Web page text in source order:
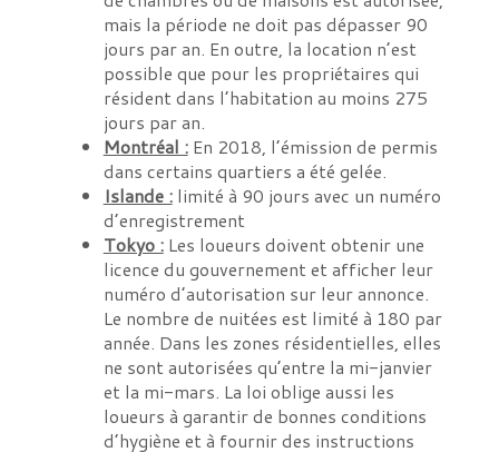
mais la période ne doit pas dépasser 90
jours par an. En outre, la location n’est
possible que pour les propriétaires qui
résident dans l’habitation au moins 275
jours par an.
Montréal :En 2018, l’émission de permis
dans certains quartiers a été gelée.
Islande :limité à 90 jours avec un numéro
d’enregistrement
Tokyo :Les loueurs doivent obtenir une
licence du gouvernement et afficher leur
numéro d’autorisation sur leur annonce.
Le nombre de nuitées est limité à 180 par
année. Dans les zones résidentielles, elles
ne sont autorisées qu’entre la mi-janvier
et la mi-mars. La loi oblige aussi les
loueurs à garantir de bonnes conditions
d’hygiène et à fournir des instructions